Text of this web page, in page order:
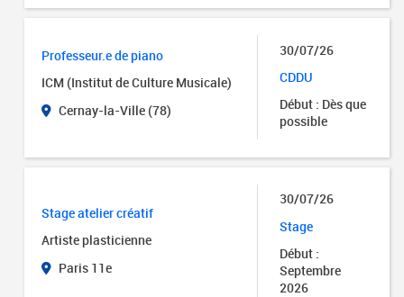
Professeur.e de piano
ICM (Institut de Culture Musicale)
Cernay-la-Ville (78)
30/07/26
CDDU
Début : Dès que
possible
Stage atelier créatif
Artiste plasticienne
Paris 11e
30/07/26
Stage
Début :
Septembre
2026